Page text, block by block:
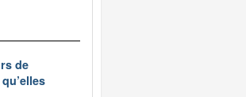
de